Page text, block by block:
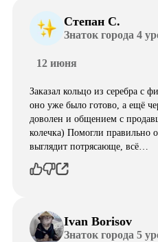
Степан С.
Знаток города 4
12 июня
Заказал кольцо из серебра с
оно уже было готово, а ещё
доволен и общением с
колечка) Помогли правильно
выглядит потрясающе, всë…
Ivan Borisov
Знаток города 5